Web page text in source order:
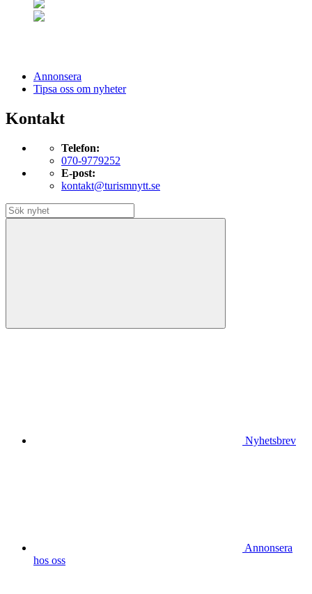
Annonsera
Tipsa oss om nyheter
Kontakt
Telefon:
070-9779252
E-post:
kontakt@turismnytt.se
Nyhetsbrev
Annonsera
hos oss